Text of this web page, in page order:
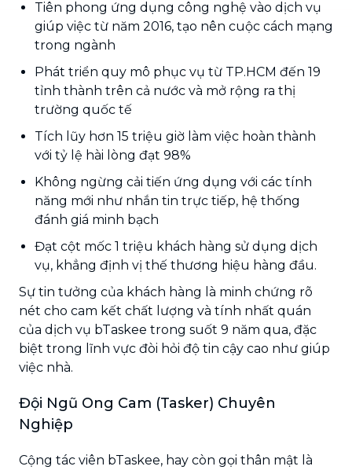
Tiên phong ứng dụng công nghệ vào dịch vụ
giúp việc từ năm 2016, tạo nên cuộc cách mạng
trong ngành
Phát triển quy mô phục vụ từ TP.HCM đến 19
tỉnh thành trên cả nước và mở rộng ra thị
trường quốc tế
Tích lũy hơn 15 triệu giờ làm việc hoàn thành
với tỷ lệ hài lòng đạt 98%
Không ngừng cải tiến ứng dụng với các tính
năng mới như nhắn tin trực tiếp, hệ thống
đánh giá minh bạch
Đạt cột mốc 1 triệu khách hàng sử dụng dịch
vụ, khẳng định vị thế thương hiệu hàng đầu.
Sự tin tưởng của khách hàng là minh chứng rõ
nét cho cam kết chất lượng và tính nhất quán
của dịch vụ bTaskee trong suốt 9 năm qua, đặc
biệt trong lĩnh vực đòi hỏi độ tin cậy cao như giúp
việc nhà.
Đội Ngũ Ong Cam (Tasker) Chuyên
Nghiệp
Cộng tác viên bTaskee, hay còn gọi thân mật là